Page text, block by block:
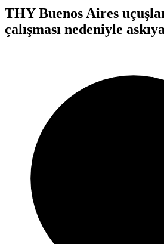
THY Buenos Aires
çalışması nedeniyle